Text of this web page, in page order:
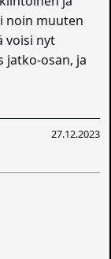
noin muuten
voisi nyt
jatko-osan, ja
27.12.2023